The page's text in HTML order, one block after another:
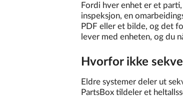
Fordi hver enhet er et
inspeksjon, en
PDF eller et bilde, og det
lever med enheten, og du
Hvorfor ikke
Eldre systemer deler ut
PartsBox tildeler et